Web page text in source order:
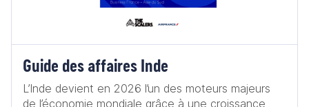
Guide des affaires Inde
L’Inde devient en 2026 l’un des moteurs majeurs
de l’économie mondiale grâce à une croissance